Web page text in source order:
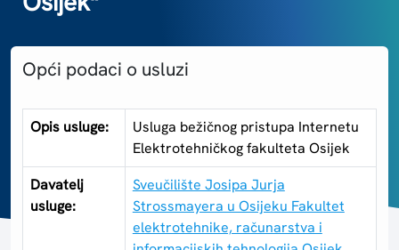
Opći podaci o usluzi
Opis usluge:
Usluga bežičnog pristupa Internetu
Elektrotehničkog fakulteta Osijek
Davatelj
usluge:
Sveučilište Josipa Jurja
Strossmayera u Osijeku Fakultet
elektrotehnike, računarstva i